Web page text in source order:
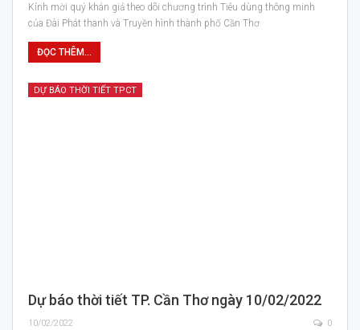
Kính mời quý khán giả theo dõi chương trình Tiêu dùng thông minh
của Đài Phát thanh và Truyền hình thành phố Cần Thơ
ĐỌC THÊM...
DỰ BÁO THỜI TIẾT TPCT
Dự báo thời tiết TP. Cần Thơ ngày 10/02/2022
10/02/2022 0